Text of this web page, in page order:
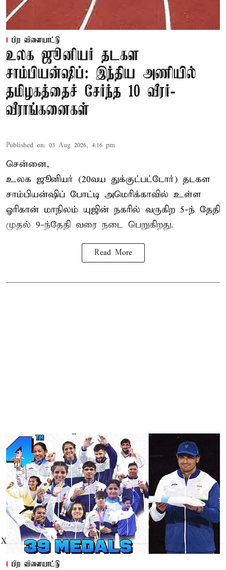
பிற விளையாட்டு
உலக ஜூனியர் தடகள
சாம்பியன்ஷிப்: இந்திய அணியில்
தமிழகத்தைச் சேர்ந்த 10 வீரர்-
வீராங்கனைகள்
Published on: 03 Aug 2026, 4:16 pm
சென்னை,
உலக ஜூனியர் (20வய துக்குட்பட்டோர்) தடகள
சாம்பியன்ஷிப் போட்டி அமெரிக்காவில் உள்ள
ஓரிகான் மாநிலம் யுஜின் நகரில் வருகிற 5-ந் தேதி
முதல் 9-ந்தேதி வரை நடை பெறுகிறது.
Read More
பிற விளையாட்டு
X